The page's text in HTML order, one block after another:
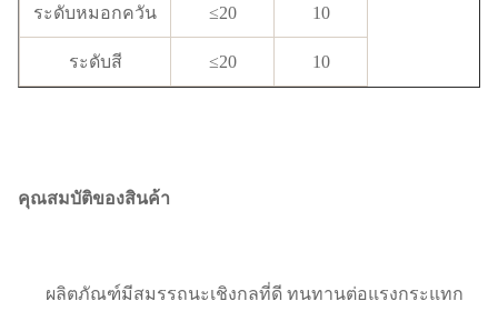
ระดับหมอกควัน ≤20 10
ระดับสี ≤20 10
คุณสมบัติของสินค้า
ผลิตภัณฑ์มีสมรรถนะเชิงกลที่ดี ทนทานต่อแรงกระแทก